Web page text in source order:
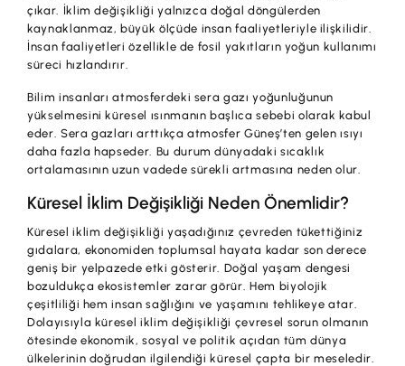
Kampanyalar
Başvuru Yap
çıkar. İklim değişikliği yalnızca doğal döngülerden
kaynaklanmaz, büyük ölçüde insan faaliyetleriyle ilişkilidir.
İnsan faaliyetleri özellikle de fosil yakıtların yoğun kullanımı
süreci hızlandırır.
Bilim insanları atmosferdeki sera gazı yoğunluğunun
yükselmesini küresel ısınmanın başlıca sebebi olarak kabul
eder. Sera gazları arttıkça atmosfer Güneş’ten gelen ısıyı
daha fazla hapseder. Bu durum dünyadaki sıcaklık
ortalamasının uzun vadede sürekli artmasına neden olur.
Küresel İklim Değişikliği Neden Önemlidir?
Küresel iklim değişikliği yaşadığınız çevreden tükettiğiniz
gıdalara, ekonomiden toplumsal hayata kadar son derece
geniş bir yelpazede etki gösterir. Doğal yaşam dengesi
bozuldukça ekosistemler zarar görür. Hem biyolojik
çeşitliliği hem insan sağlığını ve yaşamını tehlikeye atar.
Dolayısıyla küresel iklim değişikliği çevresel sorun olmanın
ötesinde ekonomik, sosyal ve politik açıdan tüm dünya
ülkelerinin doğrudan ilgilendiği küresel çapta bir meseledir.